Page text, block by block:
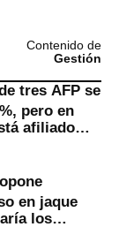
Contenido de
Gestión
tres AFP se
pero en
afiliado
en jaque
los